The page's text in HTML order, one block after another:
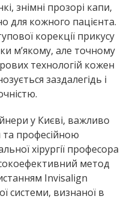
знімні прозорі капи,
для кожного пацієнта.
корекції прикусу
м’якому, але точному
технологій кожен
заздалегідь і
у Києві, важливо
та професійною
хірургії професора
метод
Invisalign
системи, визнаної в